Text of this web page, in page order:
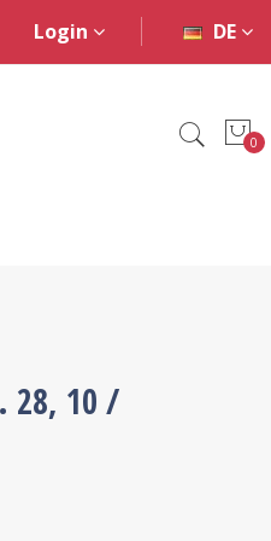
DE
Login
0
28, 10 /